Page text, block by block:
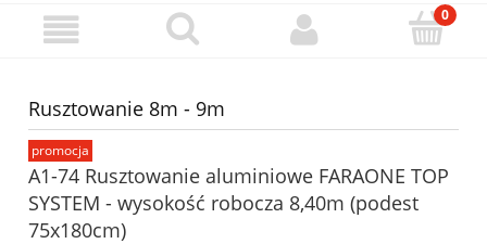
Rusztowanie 8m - 9m
A1-74 Rusztowanie aluminiowe FARAONE TOP
SYSTEM - wysokość robocza 8,40m (podest
75x180cm)
promocja